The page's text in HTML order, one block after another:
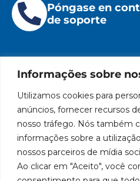
Informações sobre
Utilizamos cookies para
anúncios, fornecer recursos
nosso tráfego. Nós também
informações sobre a
nossos parceiros de mídia
Ao clicar em "Aceito", você
Póngase en
de soporte
Marca
líder
en
fabricación
de
equipos
para
Políticas
de
privacidad
Políticas
de
cookies
Institucional
Institucional
Centros de
Servicio
Autorizados